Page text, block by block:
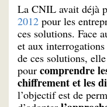
La CNIL avait déjà
2012 pour les
ces solutions. Face
et aux
de ces solutions,
pour comprendre
chiffrement et les
l’objectif est de